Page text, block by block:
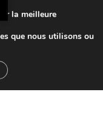
la meilleure
que nous utilisons ou